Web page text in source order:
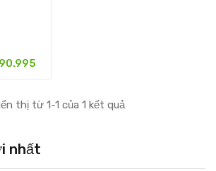
nhất
thị từ 1-1 của 1 kết quả